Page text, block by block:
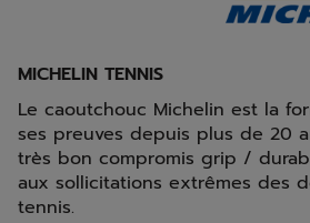
MICHELIN TENNIS
Le caoutchouc Michelin est la
ses preuves depuis plus de 20
très bon compromis grip /
aux sollicitations extrêmes des
tennis.